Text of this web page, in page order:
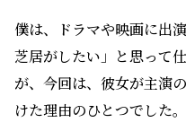
僕は、ドラマや映画に出
芝居がしたい」と思って
が、今回は、彼女が主演
けた理由のひとつでした。